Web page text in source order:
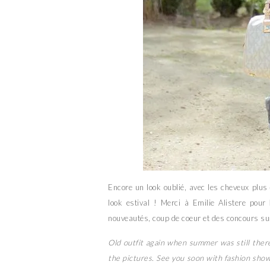
Encore un look oublié, avec les cheveux
look estival ! Merci à Emilie Alistere pour
nouveautés, coup de coeur et des concours
Old outfit again when summer was still
the pictures. See you soon with fashion